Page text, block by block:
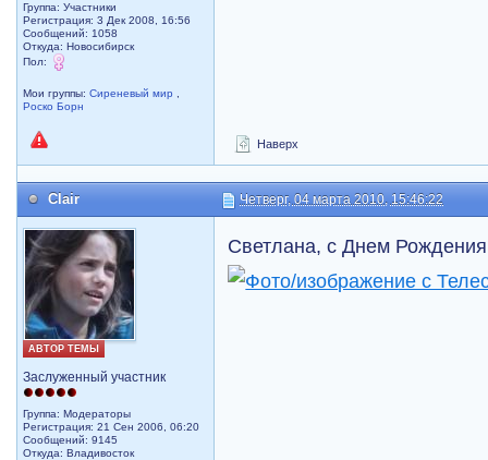
Группа: Участники
Регистрация: 3 Дек 2008, 16:56
Сообщений: 1058
Откуда: Новосибирск
Пол:
Мои группы:Сиреневый мир
Роско Борн
Наверх
Clair Четверг, 04 марта 2010, 15:46:22
АВТОР ТЕМЫ
Заслуженный участник
Группа: Модераторы
Регистрация: 21 Сен 2006, 06:20
Сообщений: 9145
Откуда: Владивосток
Светлана, с Днем